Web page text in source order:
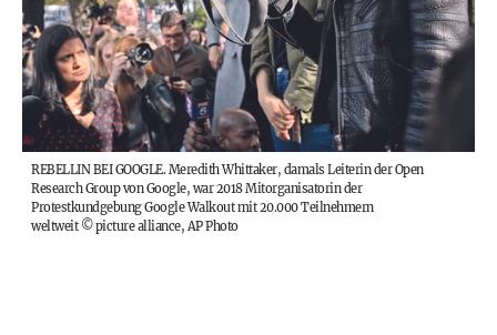
REBELLIN BEI GOOGLE. Meredith Whittaker, damals Leiterin der Open
Research Group von Google, war 2018 Mitorganisatorin der
Protestkundgebung Google Walkout mit 20.000 Teilnehmern
weltweit©picture alliance, AP Photo